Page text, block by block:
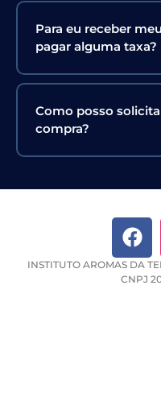
Para eu receber
pagar alguma taxa?
Como posso
compra?
INSTITUTO AROMAS DA
CNPJ